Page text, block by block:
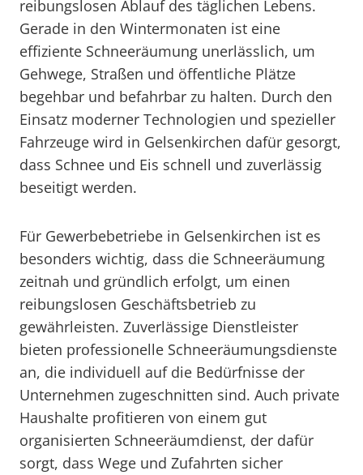
reibungslosen Ablauf des täglichen Lebens.
Gerade in den Wintermonaten ist eine
effiziente Schneeräumung unerlässlich, um
Gehwege, Straßen und öffentliche Plätze
begehbar und befahrbar zu halten. Durch den
Einsatz moderner Technologien und spezieller
Fahrzeuge wird in Gelsenkirchen dafür gesorgt,
dass Schnee und Eis schnell und zuverlässig
beseitigt werden.
Für Gewerbebetriebe in Gelsenkirchen ist es
besonders wichtig, dass die Schneeräumung
zeitnah und gründlich erfolgt, um einen
reibungslosen Geschäftsbetrieb zu
gewährleisten. Zuverlässige Dienstleister
bieten professionelle Schneeräumungsdienste
an, die individuell auf die Bedürfnisse der
Unternehmen zugeschnitten sind. Auch private
Haushalte profitieren von einem gut
organisierten Schneeräumdienst, der dafür
sorgt, dass Wege und Zufahrten sicher